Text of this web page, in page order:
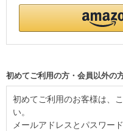
初めてご利用の方・会員以外の
初めてご利用のお客様は、
い。
メールアドレスとパスワー